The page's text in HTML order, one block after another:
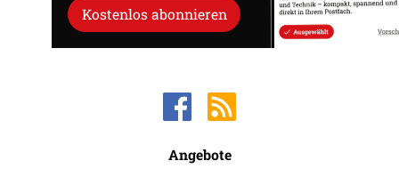
Kostenlos abonnieren
Angebote